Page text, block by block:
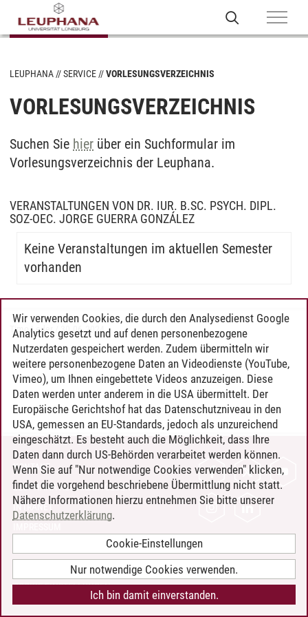
LEUPHANA SERVICE VORLESUNGSVERZEICHNIS
VORLESUNGSVERZEICHNIS
Suchen Sie hier über ein Suchformular im
Vorlesungsverzeichnis der Leuphana.
VERANSTALTUNGEN VON DR. IUR. B.SC. PSYCH. DIPL.
SOZ-OEC. JORGE GUERRA GONZÁLEZ
Keine Veranstaltungen im aktuellen Semester
vorhanden
Timo Leder/30.06.2024
KONTAKT
LEUPHANA ALS ARBEITGEBER
INTRANET
BARRIEREFREIHEIT
COOKIE-EINSTELLUNGEN
Wir verwenden Cookies, die durch den Analysedienst Google
Analytics gesetzt und auf denen personenbezogene
Nutzerdaten gespeichert werden. Zudem übermitteln wir
weitere personenbezogene Daten an Videodienste (YouTube,
Vimeo), um Ihnen eingebettete Videos anzuzeigen. Diese
Daten werden unter anderem in die USA übermittelt. Der
Europäische Gerichtshof hat das Datenschutzniveau in den
USA, gemessen an EU-Standards, jedoch als unzureichend
eingeschätzt. Es besteht auch die Möglichkeit, dass Ihre
Daten dann durch US-Behörden verarbeitet werden können.
Wenn Sie auf "Nur notwendige Cookies verwenden" klicken,
findet die vorgehend beschriebene Übermittlung nicht statt.
Nähere Informationen hierzu entnehmen Sie bitte unserer
Datenschutzerklärung.
Cookie-Einstellungen
Nur notwendige Cookies verwenden.
Ich bin damit einverstanden.